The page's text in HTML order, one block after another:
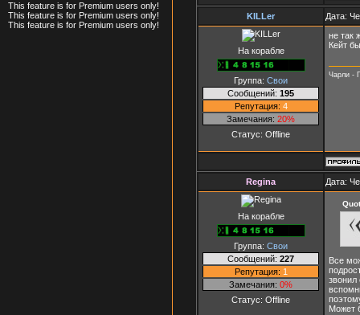
This feature is for Premium users only!
This feature is for Premium users only!
This feature is for Premium users only!
KILLer Дата:
На корабле
Группа: Свои
Сообщений: 195
Репутация: 4
Замечания: 20%
Статус: Offline
не так
Кейт
Чарли -
Regina Дата:
На корабле
Группа: Свои
Сообщений: 227
Репутация: 1
Замечания: 0%
Статус: Offline
Все
звонил
Может